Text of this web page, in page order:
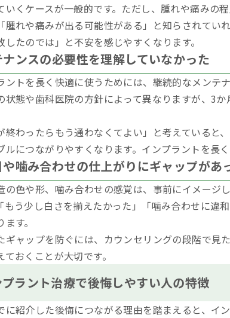
いくケースが一般的です。ただし、腫れや痛みの
腫れや痛みが出る可能性がある」と知らされてい
したのでは」と不安を感じやすくなります。
ナンスの必要性を理解していなかった
ントを長く快適に使うためには、継続的なメンテ
状態や歯科医院の方針によって異なりますが、3
終わったらもう通わなくてよい」と考えている
ルにつながりやすくなります。インプラントを長
や噛み合わせの仕上がりにギャップがあ
の色や形、噛み合わせの感覚は、事前にイメージ
もう少し白さを揃えたかった」「噛み合わせに違
す。
ギャップを防ぐには、カウンセリングの段階で見
ておくことが大切です。
ラント治療で後悔しやすい人の特徴
に紹介した後悔につながる理由を踏まえると、イ